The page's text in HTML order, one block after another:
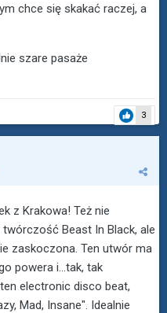
chce się skakać raczej, a
szare pasaże
3
z Krakowa! Też nie
Beast In Black, ale
zaskoczona. Ten utwór ma
powera i...tak, tak
electronic disco beat,
Mad, Insane". Idealnie